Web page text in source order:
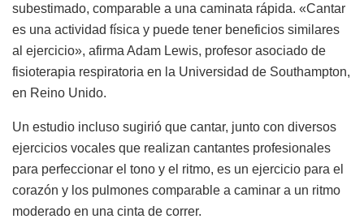
subestimado, comparable a una caminata rápida. «Cantar
es una actividad física y puede tener beneficios similares
al ejercicio», afirma Adam Lewis, profesor asociado de
fisioterapia respiratoria en la Universidad de Southampton,
en Reino Unido.
Un estudio incluso sugirió que cantar, junto con diversos
ejercicios vocales que realizan cantantes profesionales
para perfeccionar el tono y el ritmo, es un ejercicio para el
corazón y los pulmones comparable a caminar a un ritmo
moderado en una cinta de correr.